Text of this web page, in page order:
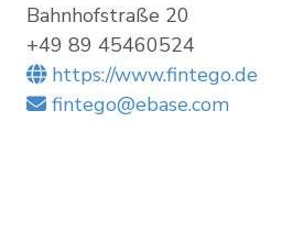
Bahnhofstraße 20
+49 89 45460524
https://www.fintego.de
fintego@ebase.com